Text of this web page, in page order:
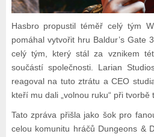
Hasbro propustil téměř celý tým
pomáhal vytvořit hru Baldur’s Gate
celý tým, který stál za vznikem
součástí společnosti. Larian
reagoval na tuto ztrátu a CEO
kteří mu dali „volnou ruku“ při tvorbě
Tato zpráva přišla jako šok pro
celou komunitu hráčů Dungeons &